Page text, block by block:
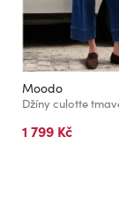
Moodo
1 799 Kč